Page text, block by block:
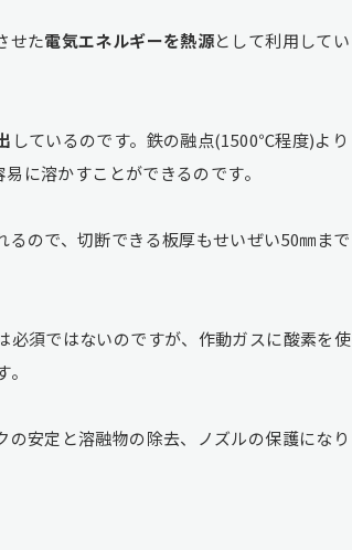
せた電気エネルギーを熱源として利用してい
しているのです。鉄の融点(1500℃程度)より
に溶かすことができるのです。
ので、切断できる板厚もせいぜい50㎜まで
須ではないのですが、作動ガスに酸素を使
安定と溶融物の除去、ノズルの保護になり